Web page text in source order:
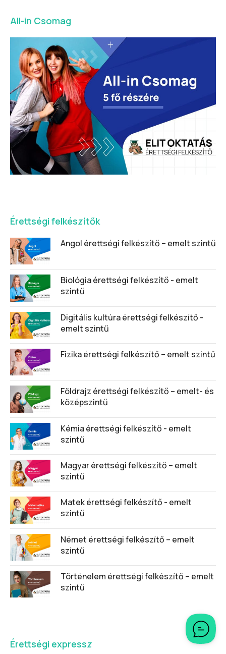
All-in Csomag
Érettségi felkészítők
Angol érettségi felkészítő – emelt szintű
Biológia érettségi felkészítő - emelt
szintű
Digitális kultúra érettségi felkészítő -
emelt szintű
Fizika érettségi felkészítő – emelt szintű
Földrajz érettségi felkészítő – emelt- és
középszintű
Kémia érettségi felkészítő - emelt
szintű
Magyar érettségi felkészítő – emelt
szintű
Matek érettségi felkészítő - emelt
szintű
Német érettségi felkészítő – emelt
szintű
Történelem érettségi felkészítő – emelt
szintű
Érettségi expressz